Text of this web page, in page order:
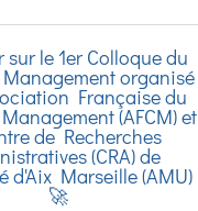
sur le 1er Colloque du
organisé
Française du
(AFCM) et
de Recherches
(CRA) de
d'Aix Marseille (AMU)
🚀